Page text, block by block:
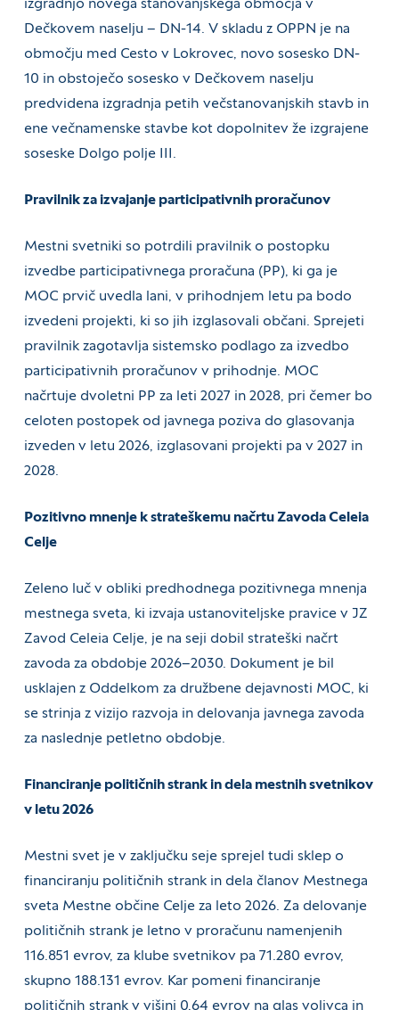
izgradnjo novega stanovanjskega območja v
Dečkovem naselju – DN-14. V skladu z OPPN je na
območju med Cesto v Lokrovec, novo sosesko DN-
10 in obstoječo sosesko v Dečkovem naselju
predvidena izgradnja petih večstanovanjskih stavb in
ene večnamenske stavbe kot dopolnitev že izgrajene
soseske Dolgo polje III.
Pravilnik za izvajanje participativnih proračunov
Mestni svetniki so potrdili pravilnik o postopku
izvedbe participativnega proračuna (PP), ki ga je
MOC prvič uvedla lani, v prihodnjem letu pa bodo
izvedeni projekti, ki so jih izglasovali občani. Sprejeti
pravilnik zagotavlja sistemsko podlago za izvedbo
participativnih proračunov v prihodnje. MOC
načrtuje dvoletni PP za leti 2027 in 2028, pri čemer bo
celoten postopek od javnega poziva do glasovanja
izveden v letu 2026, izglasovani projekti pa v 2027 in
2028.
Pozitivno mnenje k strateškemu načrtu Zavoda Celeia
Celje
Zeleno luč v obliki predhodnega pozitivnega mnenja
mestnega sveta, ki izvaja ustanoviteljske pravice v JZ
Zavod Celeia Celje, je na seji dobil strateški načrt
zavoda za obdobje 2026–2030. Dokument je bil
usklajen z Oddelkom za družbene dejavnosti MOC, ki
se strinja z vizijo razvoja in delovanja javnega zavoda
za naslednje petletno obdobje.
Financiranje političnih strank in dela mestnih svetnikov
v letu 2026
Mestni svet je v zaključku seje sprejel tudi sklep o
financiranju političnih strank in dela članov Mestnega
sveta Mestne občine Celje za leto 2026. Za delovanje
političnih strank je letno v proračunu namenjenih
116.851 evrov, za klube svetnikov pa 71.280 evrov,
skupno 188.131 evrov. Kar pomeni financiranje
političnih strank v višini 0,64 evrov na glas volivca in